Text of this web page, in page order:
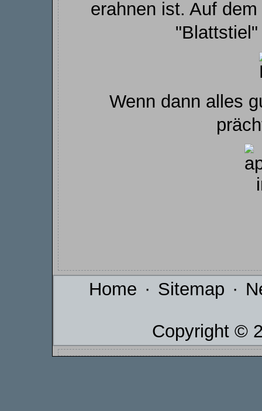
erahnen ist. Auf
Wenn dann alles
Home · Sitemap ·
Copyright ©